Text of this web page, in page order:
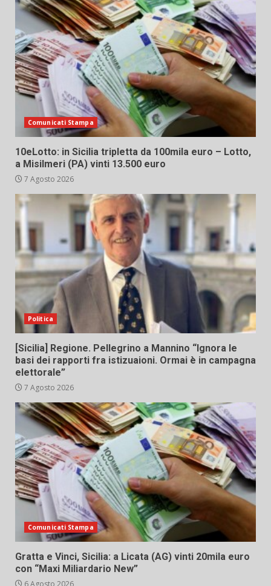
Comunicati Stampa
10eLotto: in Sicilia tripletta da 100mila euro – Lotto,
a Misilmeri (PA) vinti 13.500 euro
7 Agosto 2026
Politica
[Sicilia] Regione. Pellegrino a Mannino “Ignora le
basi dei rapporti fra istizuaioni. Ormai è in campagna
elettorale”
7 Agosto 2026
Comunicati Stampa
Gratta e Vinci, Sicilia: a Licata (AG) vinti 20mila euro
con “Maxi Miliardario New”